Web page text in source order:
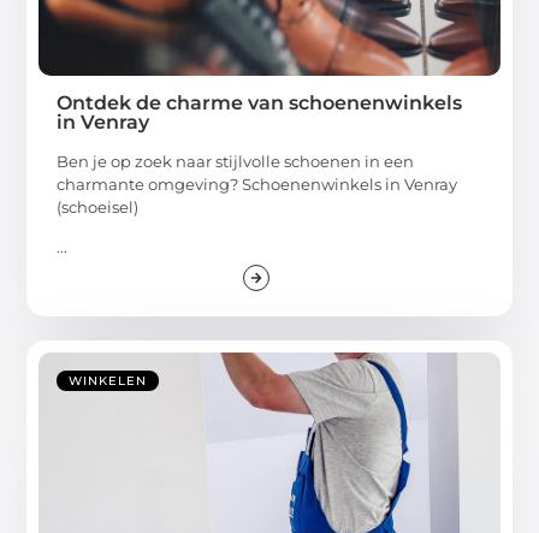
Ontdek de charme van schoenenwinkels
in Venray
Ben je op zoek naar stijlvolle schoenen in een
charmante omgeving? Schoenenwinkels in Venray
(schoeisel)
...
WINKELEN